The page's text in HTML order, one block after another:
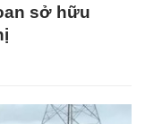
sở hữu